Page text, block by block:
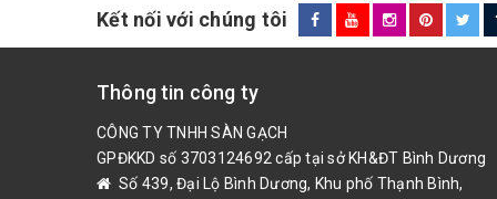
bị hơi nước bám vào
glixerin lau qua mặt
mặt ngoài gương
đễ dàng bị tẩy rửa
ngày lại lau rửa 1
Nếu cáu bẩn bám
Kết nối với chúng tôi
Thông tin công ty
CÔNG TY TNHH SÀN GẠCH
GPĐKKD số 3703124692 cấp tại sở KH&ĐT Bình Dương
Số 439, Đại Lộ Bình Dương, Khu phố Thạnh Bình,